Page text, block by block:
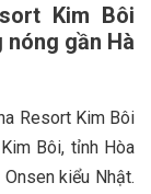
Kim Bôi
gần Hà
Resort Kim Bôi
Bôi, tỉnh Hòa
kiểu Nhật.